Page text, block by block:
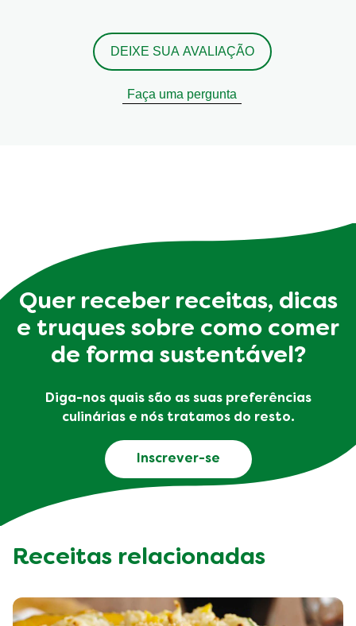
DEIXE SUA AVALIAÇÃO
Faça uma pergunta
Quer receber receitas, dicas
e truques sobre como comer
de forma sustentável?
Diga-nos quais são as suas preferências
culinárias e nós tratamos do resto.
Inscrever-se
Receitas relacionadas